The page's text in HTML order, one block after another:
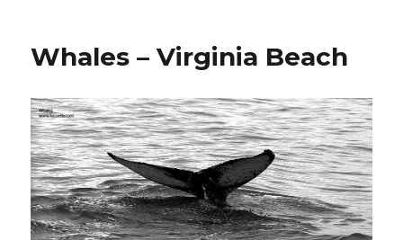
Whales – Virginia Beach